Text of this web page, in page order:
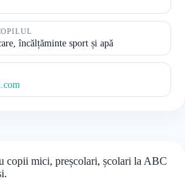
încălțăminte sport și apă
copii mici, preșcolari, școlari la ABC